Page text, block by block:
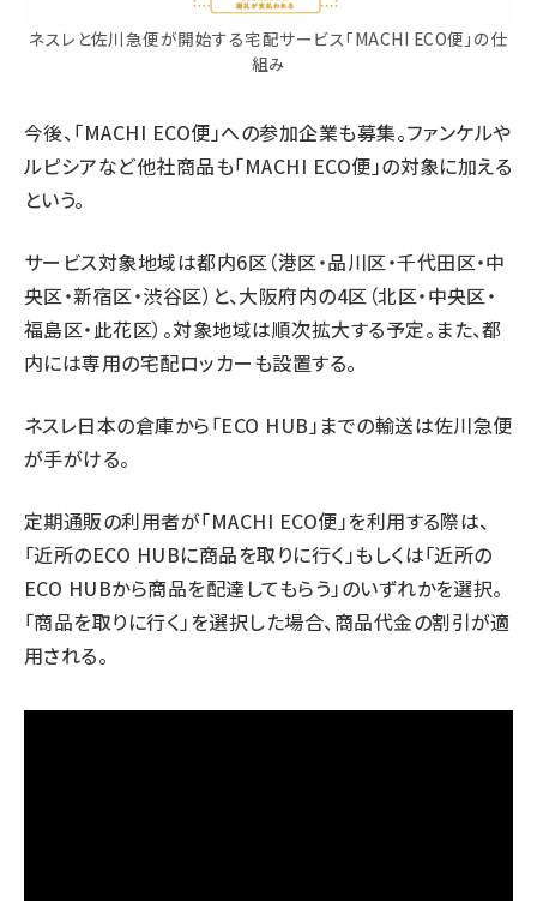
ネスレと佐川急便が開始する宅配サービス「MACHI ECO便」の仕
組み
今後、「MACHI ECO便」への参加企業も募集。ファンケルや
ルピシアなど他社商品も「MACHI ECO便」の対象に加える
という。
サービス対象地域は都内6区（港区・品川区・千代田区・中
央区・新宿区・渋谷区）と、大阪府内の4区（北区・中央区・
福島区・此花区）。対象地域は順次拡大する予定。また、都
内には専用の宅配ロッカーも設置する。
ネスレ日本の倉庫から「ECO HUB」までの輸送は佐川急便
が手がける。
定期通販の利用者が「MACHI ECO便」を利用する際は、
「近所のECO HUBに商品を取りに行く」もしくは「近所の
ECO HUBから商品を配達してもらう」のいずれかを選択。
「商品を取りに行く」を選択した場合、商品代金の割引が適
用される。